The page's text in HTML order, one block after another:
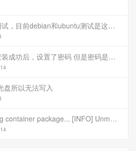
本地环境已经测试，目前debian和ubuntu测试是这样的，可能就是第1设备是光驱的问题，没把文件导入进去吧
还一个问题，安装成功后，设置了密码 但是密码是空的
盘所以无法写入
[INFO] Installing container package... [INFO] Unmounting image... [INFO] Writing image to disk (/dev/sr0). This may take several minutes... dd: failed to open \'/dev/sr0\': No medium found [ERROR] Failed to write image to disk [INFO] Cleaning up temporary files... [INFO] Script exited normally, cleanup completed! 报错